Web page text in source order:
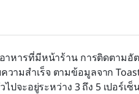
าหารที่มีหน้าร้าน การติดตาม
วามสำเร็จ ตามข้อมูลจาก
ปจะอยู่ระหว่าง 3 ถึง 5 เปอร์เซ็